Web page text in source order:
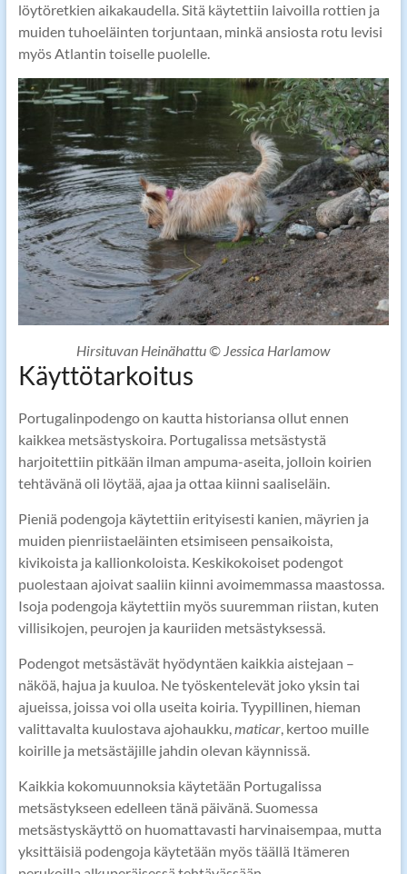
löytöretkien aikakaudella. Sitä käytettiin laivoilla rottien ja
muiden tuhoeläinten torjuntaan, minkä ansiosta rotu levisi
myös Atlantin toiselle puolelle.
Hirsituvan Heinähattu © Jessica Harlamow
Käyttötarkoitus
Portugalinpodengo on kautta historiansa ollut ennen
kaikkea metsästyskoira. Portugalissa metsästystä
harjoitettiin pitkään ilman ampuma-aseita, jolloin koirien
tehtävänä oli löytää, ajaa ja ottaa kiinni saaliseläin.
Pieniä podengoja käytettiin erityisesti kanien, mäyrien ja
muiden pienriistaeläinten etsimiseen pensaikoista,
kivikoista ja kallionkoloista. Keskikokoiset podengot
puolestaan ajoivat saaliin kiinni avoimemmassa maastossa.
Isoja podengoja käytettiin myös suuremman riistan, kuten
villisikojen, peurojen ja kauriiden metsästyksessä.
Podengot metsästävät hyödyntäen kaikkia aistejaan –
näköä, hajua ja kuuloa. Ne työskentelevät joko yksin tai
ajueissa, joissa voi olla useita koiria. Tyypillinen, hieman
valittavalta kuulostava ajohaukku,maticar, kertoo muille
koirille ja metsästäjille jahdin olevan käynnissä.
Kaikkia kokomuunnoksia käytetään Portugalissa
metsästykseen edelleen tänä päivänä. Suomessa
metsästyskäyttö on huomattavasti harvinaisempaa, mutta
yksittäisiä podengoja käytetään myös täällä Itämeren